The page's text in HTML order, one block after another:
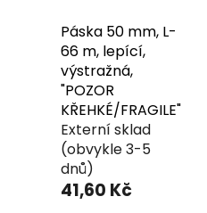
Páska 50 mm, L-
66 m, lepící,
výstražná,
"POZOR
KŘEHKÉ/FRAGILE"
Externí sklad
(obvykle 3-5
dnů)
41,60 Kč